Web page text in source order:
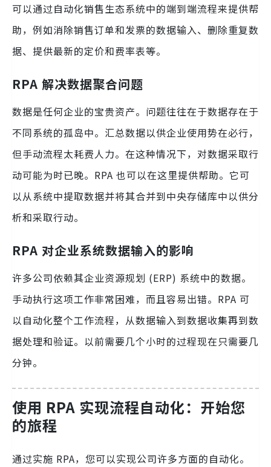
可以通过自动化销售生态系统中的端到端流程来提供帮
助，例如消除销售订单和发票的数据输入、删除重复数
据、提供最新的定价和费率表等。
RPA 解决数据聚合问题
数据是任何企业的宝贵资产。问题往往在于数据存在于
不同系统的孤岛中。汇总数据以供企业使用势在必行，
但手动流程太耗费人力。在这种情况下，对数据采取行
动可能为时已晚。RPA 也可以在这里提供帮助。它可
以从系统中提取数据并将其合并到中央存储库中以供分
析和采取行动。
RPA 对企业系统数据输入的影响
许多公司依赖其企业资源规划 (ERP) 系统中的数据。
手动执行这项工作非常困难，而且容易出错。RPA 可
以自动化整个工作流程，从数据输入到数据收集再到数
据处理和验证。以前需要几个小时的过程现在只需要几
分钟。
使用 RPA 实现流程自动化：开始您
的旅程
通过实施 RPA，您可以实现公司许多方面的自动化。